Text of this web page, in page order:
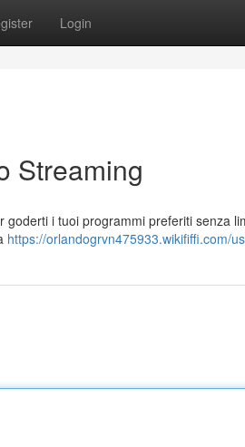
Login
Streaming
i tuoi programmi preferiti senza
https://orlandogrvn475933.wikififfi.com/